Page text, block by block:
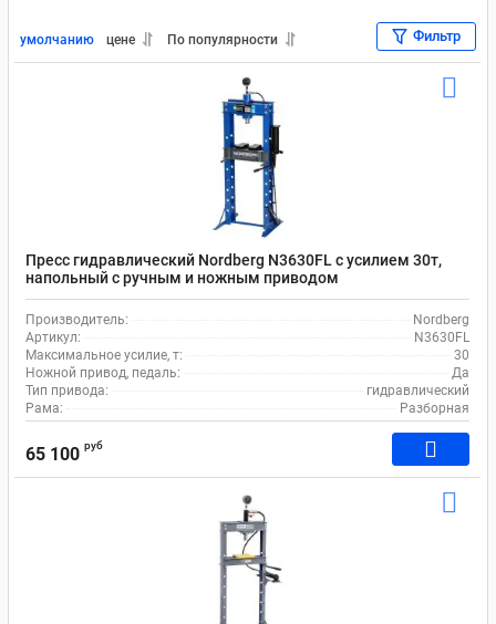
Напольный 30 тонн Напольные 20 тонн
умолчанию цене По популярности Фильтр
Пресс гидравлический Nordberg N3630FL с усилием 30т,
напольный с ручным и ножным приводом
Производитель:
Nordberg
Артикул:
N3630FL
Максимальное усилие, т:
30
Ножной привод, педаль:
Да
Тип привода:
гидравлический
Рама:
Разборная
65 100 руб